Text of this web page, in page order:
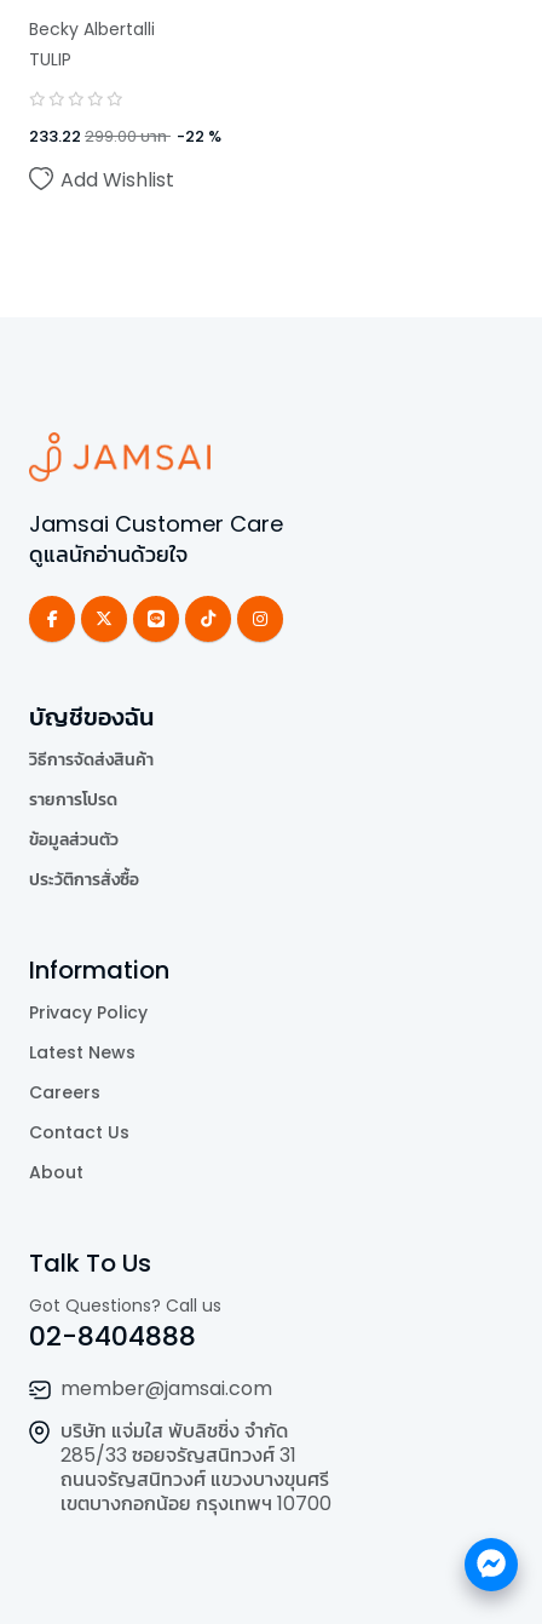
Becky Albertalli
, Adam Silvera
TULIP
233.22 299.00บาท -22 %
Add Wishlist
Jamsai Customer Care
ดูแลนักอ่านด้วยใจ
บัญชีของฉัน
วิธีการจัดส่งสินค้า
รายการโปรด
ข้อมูลส่วนตัว
ประวัติการสั่งซื้อ
Information
Privacy Policy
Latest News
Careers
Contact Us
About
Talk To Us
Got Questions? Call us
02-8404888
member@jamsai.com
บริษัท แจ่มใส พับลิชชิ่ง จำกัด
285/33 ซอยจรัญสนิทวงศ์ 31
ถนนจรัญสนิทวงศ์ แขวงบางขุนศรี
เขตบางกอกน้อย กรุงเทพฯ 10700